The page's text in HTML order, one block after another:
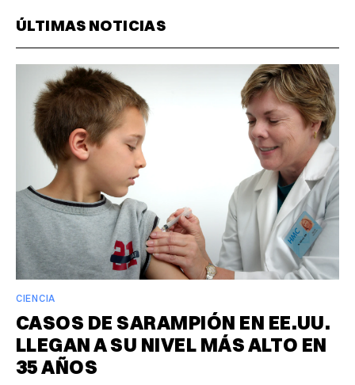
ÚLTIMAS NOTICIAS
CIENCIA
CASOS DE SARAMPIÓN EN EE.UU.
LLEGAN A SU NIVEL MÁS ALTO EN
35 AÑOS